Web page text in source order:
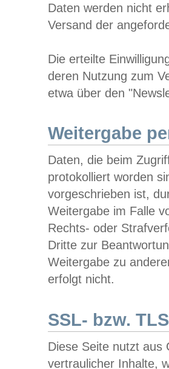
Daten werden nicht
Versand der
Die erteilte
deren Nutzung zum
etwa über den
Weitergabe
Daten, die beim
protokolliert worden
vorgeschrieben ist,
Weitergabe im Falle
Rechts- oder
Dritte zur
Weitergabe zu
erfolgt nicht.
SSL- bzw.
Diese Seite nutzt aus
vertraulicher Inhalte,